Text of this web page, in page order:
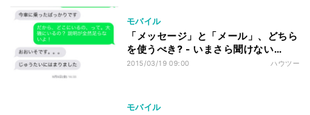
モバイル
「メッセージ」と「メール」、どちら
を使うべき? - いまさら聞けない
iPhoneのなぜ
2015/03/19 09:00 ハウツー
モバイル